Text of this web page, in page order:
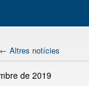
← Altres notícies
de 2019